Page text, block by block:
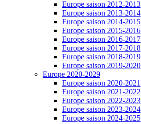
Europe saison 2012-2013
Europe saison 2013-2014
Europe saison 2014-2015
Europe saison 2015-2016
Europe saison 2016-2017
Europe saison 2017-2018
Europe saison 2018-2019
Europe saison 2019-2020
Europe 2020-2029
Europe saison 2020-2021
Europe saison 2021-2022
Europe saison 2022-2023
Europe saison 2023-2024
Europe saison 2024-2025